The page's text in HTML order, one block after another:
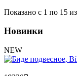
Показано с 1 по 15
Новинки
NEW